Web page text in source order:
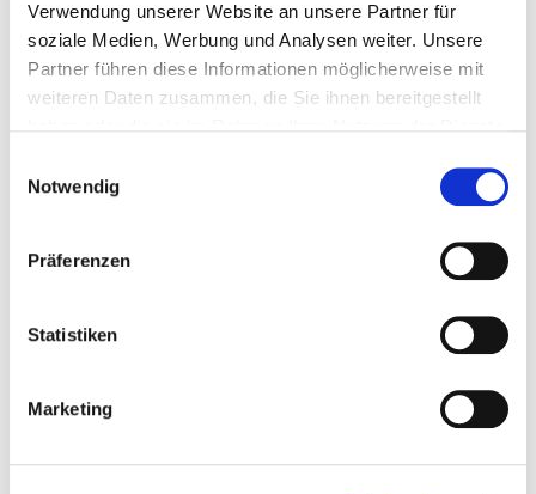
Verwendung unserer Website an unsere Partner für
soziale Medien, Werbung und Analysen weiter. Unsere
Partner führen diese Informationen möglicherweise mit
weiteren Daten zusammen, die Sie ihnen bereitgestellt
Notwendig
Präferenzen
Statistiken
Marketing
aufbereitet werden und eine genauere Auskunft
über einen Befund geben und zugleich eine
Therapieanpassung bzw. -änderung zur Folge
Dieses Gespräch ist eine Form des gegenseitigen
Kennenlernens: Wir können gezielt Ihr Risikoprofil
vorbereiten und auch Ihre Ängste vor dem Eingriff
mögliche notwendige Vorbereitungen wie das
Absetzen von Medikamenten,
Betäubung und Schmerzbehandlung